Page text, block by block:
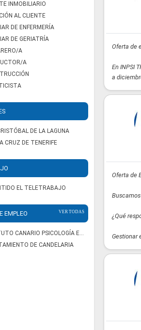
INMOBILIARIO
AL CLIENTE
DE ENFERMERÍA
DE GERIATRÍA
A
A
DE LA LAGUNA
CRUZ DE TENERIFE
EL TELETRABAJO
EMPLEO VER TODAS
INSTITUTO CANARIO PSICOLOGÍA EMPRESARIAL SL
DE CANDELARIA
Oferta de
En INPSI
a
Oferta de
¿Qué
Gestionar